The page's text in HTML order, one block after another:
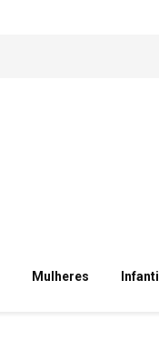
Mulheres Infantil